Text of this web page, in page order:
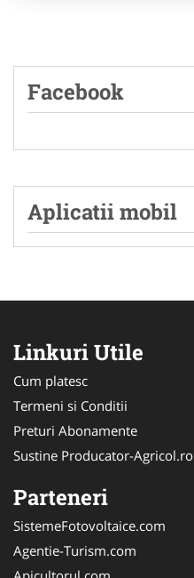
Facebook
Aplicatii mobil
Linkuri Utile
Cum platesc
Termeni si Conditii
Preturi Abonamente
Sustine Producator-Agricol.ro
Parteneri
SistemeFotovoltaice.com
Agentie-Turism.com